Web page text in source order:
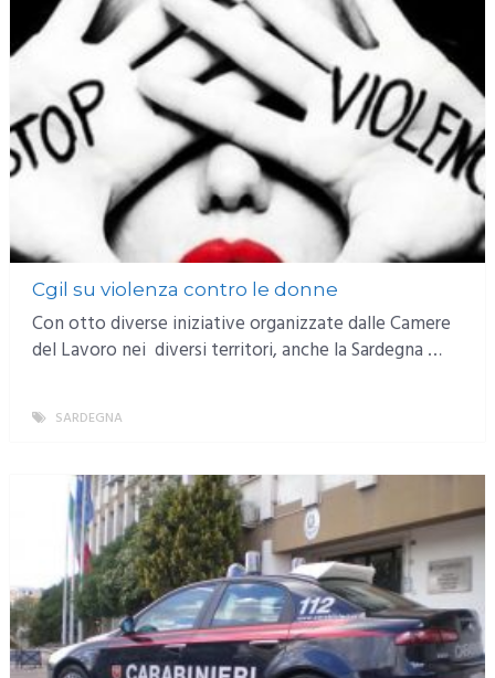
Cgil su violenza contro le donne
Con otto diverse iniziative organizzate dalle Camere
del Lavoro nei diversi territori, anche la Sardegna …
SARDEGNA